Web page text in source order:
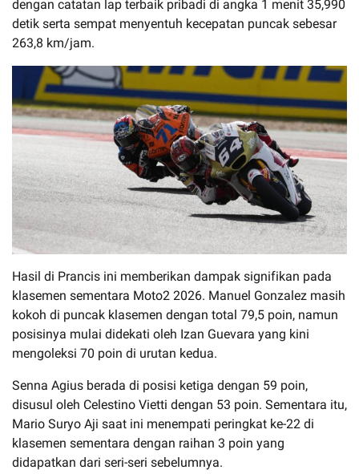
dengan catatan lap terbaik pribadi di angka 1 menit 35,990
detik serta sempat menyentuh kecepatan puncak sebesar
263,8 km/jam.
Hasil di Prancis ini memberikan dampak signifikan pada
klasemen sementara Moto2 2026. Manuel Gonzalez masih
kokoh di puncak klasemen dengan total 79,5 poin, namun
posisinya mulai didekati oleh Izan Guevara yang kini
mengoleksi 70 poin di urutan kedua.
Senna Agius berada di posisi ketiga dengan 59 poin,
disusul oleh Celestino Vietti dengan 53 poin. Sementara itu,
Mario Suryo Aji saat ini menempati peringkat ke-22 di
klasemen sementara dengan raihan 3 poin yang
didapatkan dari seri-seri sebelumnya.